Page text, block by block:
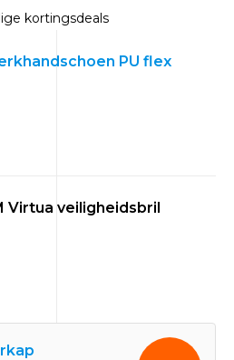
kortingsdeals
PU flex
Virtua veiligheidsbril